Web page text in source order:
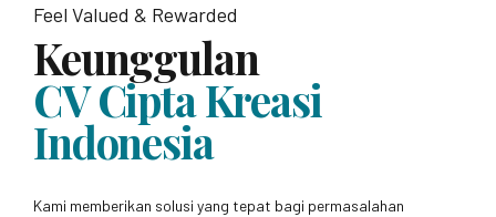
Feel Valued & Rewarded
Keunggulan
CV Cipta Kreasi
Indonesia
Kami memberikan solusi yang tepat bagi permasalahan